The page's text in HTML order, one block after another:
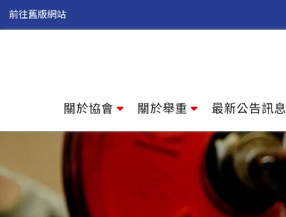
前往舊版網站
關於協會 關於舉重 最新公告訊息